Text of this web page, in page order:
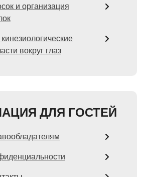
и организация
вокруг глаз
ДЛЯ ГОСТЕЙ